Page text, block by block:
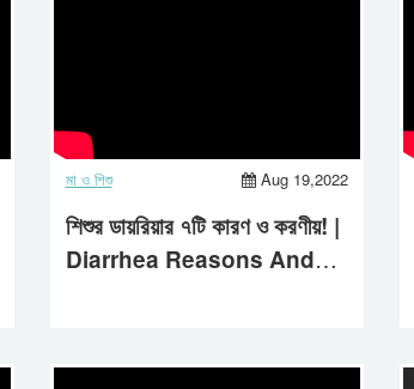
মা ও শিশু Aug 19,2022
শিশুর ডায়রিয়ার ৭টি কারণ ও করণীয়! |
Diarrhea Reasons And